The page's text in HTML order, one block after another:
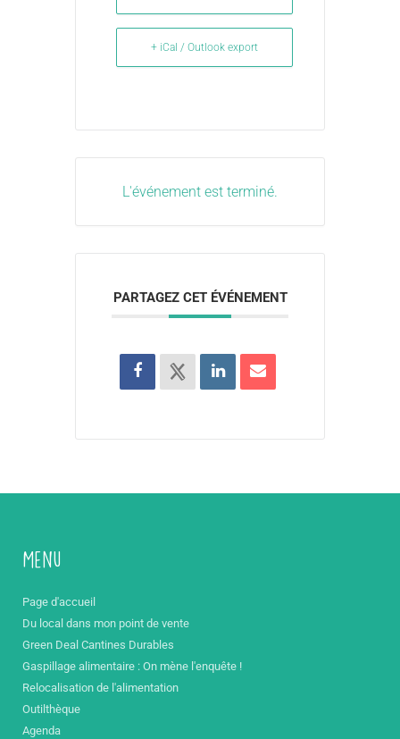
+ iCal / Outlook export
L'événement est terminé.
PARTAGEZ CET ÉVÉNEMENT
Menu
Page d'accueil
Du local dans mon point de vente
Green Deal Cantines Durables
Gaspillage alimentaire : On mène l'enquête !
Relocalisation de l'alimentation
Outilthèque
Agenda